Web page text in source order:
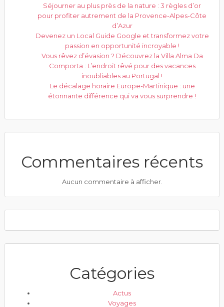
Séjourner au plus près de la nature : 3 règles d’or
pour profiter autrement de la Provence-Alpes-Côte
d’Azur
Devenez un Local Guide Google et transformez votre
passion en opportunité incroyable !
Vous rêvez d’évasion ? Découvrez la Villa Alma Da
Comporta : L’endroit rêvé pour des vacances
inoubliables au Portugal !
Le décalage horaire Europe-Martinique : une
étonnante différence qui va vous surprendre !
Commentaires récents
Aucun commentaire à afficher.
Catégories
Actus
Voyages